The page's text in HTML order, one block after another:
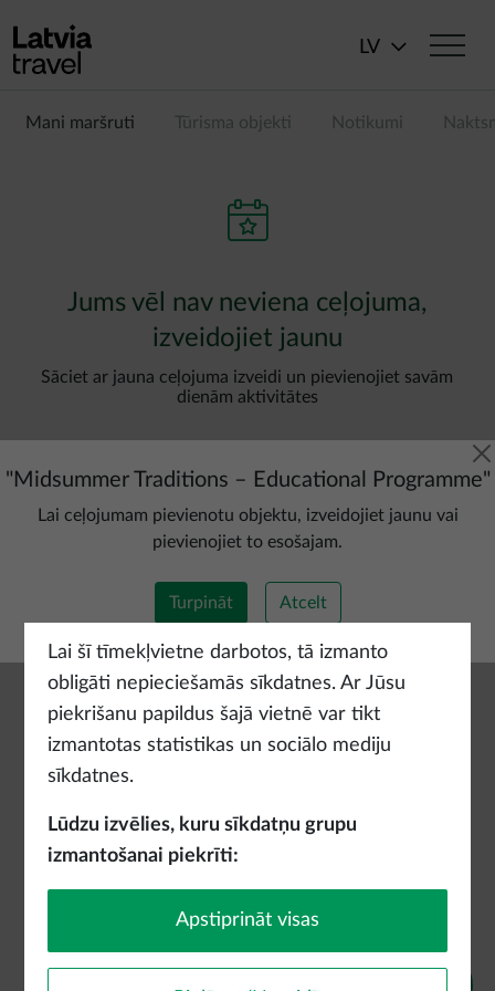
LV
Mani maršruti Tūrisma objekti Notikumi
Jums vēl nav neviena ceļojuma,
izveidojiet jaunu
Sāciet ar jauna ceļojuma izveidi un pievienojiet savām
dienām aktivitātes
Pievienot jaunu maršrutu
" Midsummer Traditions – Educational Programme"
Lai ceļojumam pievienotu objektu, izveidojiet jaunu vai
pievienojiet to esošajam.
Turpināt Atcelt
Lai šī tīmekļvietne darbotos, tā izmanto
obligāti nepieciešamās sīkdatnes. Ar Jūsu
piekrišanu papildus šajā vietnē var tikt
izmantotas statistikas un sociālo mediju
sīkdatnes.
Lūdzu izvēlies, kuru sīkdatņu grupu
izmantošanai piekrīti:
Apstiprināt visas